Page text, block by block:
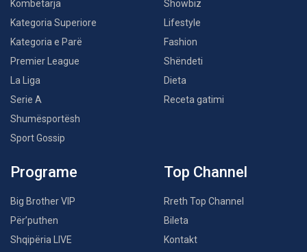
Kombëtarja
Kategoria Superiore
Kategoria e Parë
Premier League
La Liga
Serie A
Shumësportësh
Sport Gossip
Showbiz
Lifestyle
Fashion
Shëndeti
Dieta
Receta gatimi
Programe
Big Brother VIP
Për’puthen
Shqipëria LIVE
Top Channel
Rreth Top Channel
Bileta
Kontakt